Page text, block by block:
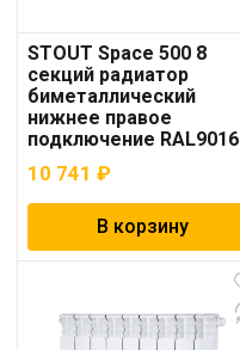
STOUT Space 500 8
секций радиатор
биметаллический
нижнее правое
подключение RAL9016
10 741 ₽
В корзину